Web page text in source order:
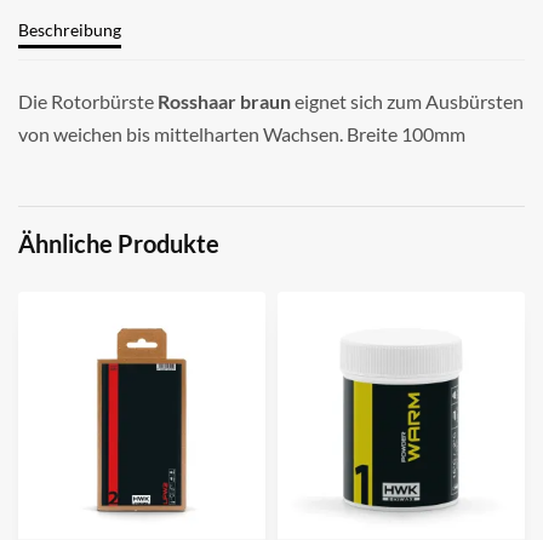
Beschreibung
Die Rotorbürste Rosshaar brauneignet sich zum Ausbürsten
von weichen bis mittelharten Wachsen. Breite 100mm
Ähnliche Produkte